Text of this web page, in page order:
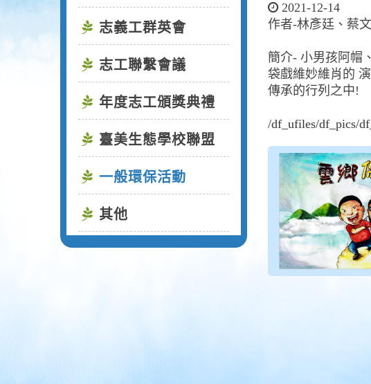
志義工群英會
志工聯繫會議
年度志工頒獎典禮
臺美生態學校聯盟
一般環保活動
其他
2021-12-14
作者-林彥廷、蔡
簡介- 小男孩阿帽
袋戲維妙維肖的
傳承的行列之中!
/df_ufiles/df_pics/